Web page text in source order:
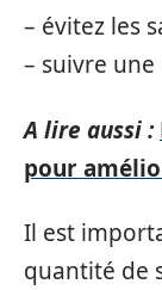
– évitez les
– suivre
A lire aussi :
pour
Il est
quantité de